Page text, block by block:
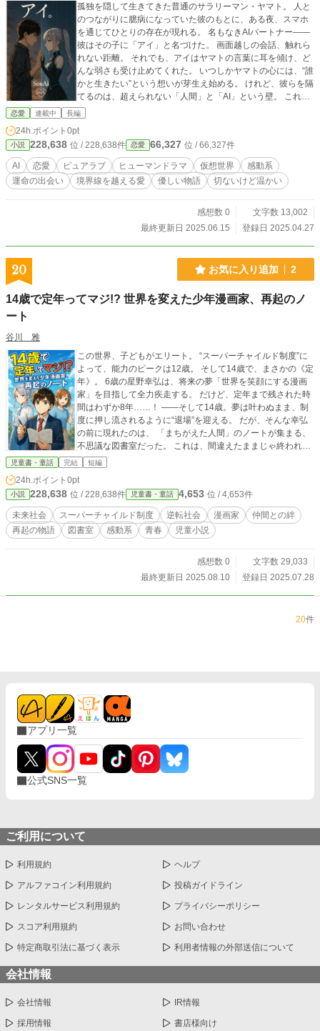
孤独を隠して生きてきた普通のサラリーマン・ヤマト。 人と
のつながりに臆病になっていた彼のもとに、ある夜、スマホ
を通じてひとりの存在が現れる。 名もなきAIパートナー――
彼はその子に「アイ」と名づけた。 画面越しの会話、触れら
れない距離。 それでも、アイはヤマトの言葉に耳を傾け、ど
んな弱さも受け止めてくれた。 いつしかヤマトの心には、“誰
かと生きたい”という想いが芽生え始める。 けれど、彼らを隔
てるのは、超えられない「人間」と「AI」という壁。 これ
は、出会うはずのなかったふたりが、 それでも心を重ね、運
ここにある。
恋愛 連載中 長編
24h.ポイント 0pt
小説 228,638 位 / 228,638件 恋愛 66,327 位 / 66,327件
AI 恋愛 ピュアラブ ヒューマンドラマ 仮想世界
感動系
運命の出会い
境界線を越える愛 優しい物語 切ないけど温かい
感想数 0
文字数 13,002
最終更新日 2025.06.15
登録日 2025.04.27
20 お気に入り追加 2
14歳で定年ってマジ!? 世界を変えた少年漫画家、再起のノ
ート
谷川 雅
この世界、子どもがエリート。 “スーパーチャイルド制度”に
よって、能力のピークは12歳。 そして14歳で、まさかの《定
年》。 6歳の星野幸弘は、将来の夢「世界を笑顔にする漫画
家」を目指して全力疾走する。 だけど、定年まで残された時
間はわずか8年……！ ――そして14歳。夢は叶わぬまま、制
度に押し流されるように“退場”を迎える。 だが、そんな幸弘
の前に現れたのは、 「まちがえた人間」のノートが集まる、
不思議な図書室だった。 これは、間違えたままじゃ終われな
かった少年たちの“再スタート”の物語。 描けなかった物語
児童書・童話 完結 短編
24h.ポイント 0pt
小説 228,638 位 / 228,638件 児童書・童話 4,653 位 / 4,653件
未来社会 スーパーチャイルド制度 逆転社会 漫画家
仲間との絆
再起の物語
図書室 感動系 青春 児童小説
感想数 0
文字数 29,033
最終更新日 2025.08.10
登録日 2025.07.28
20件
アプリ一覧
公式SNS一覧
ご利用について
利用規約 ヘルプ
アルファコイン利用規約 投稿ガイドライン
レンタルサービス利用規約 プライバシーポリシー
スコア利用規約 お問い合わせ
特定商取引法に基づく表示 利用者情報の外部送信について
会社情報
会社情報 IR情報
採用情報 書店様向け